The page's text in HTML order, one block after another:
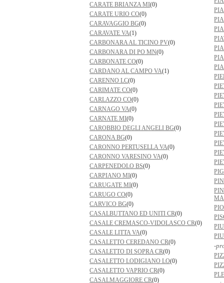
CARATE BRIANZA MI(0)
CARATE URIO CO(0)
CARAVAGGIO BG(0)
CARAVATE VA(1)
CARBONARA AL TICINO PV(0)
CARBONARA DI PO MN(0)
CARBONATE CO(0)
CARDANO AL CAMPO VA(1)
CARENNO LC(0)
CARIMATE CO(0)
CARLAZZO CO(0)
CARNAGO VA(0)
CARNATE MI(0)
CAROBBIO DEGLI ANGELI BG(0)
CARONA BG(0)
CARONNO PERTUSELLA VA(0)
CARONNO VARESINO VA(0)
CARPENEDOLO BS(0)
CARPIANO MI(0)
CARUGATE MI(0)
CARUGO CO(0)
CARVICO BG(0)
CASALBUTTANO ED UNITI CR(0)
CASALE CREMASCO-VIDOLASCO CR(0)
CASALE LITTA VA(0)
CASALETTO CEREDANO CR(0)
CASALETTO DI SOPRA CR(0)
CASALETTO LODIGIANO LO(0)
CASALETTO VAPRIO CR(0)
CASALMAGGIORE CR(0)
-